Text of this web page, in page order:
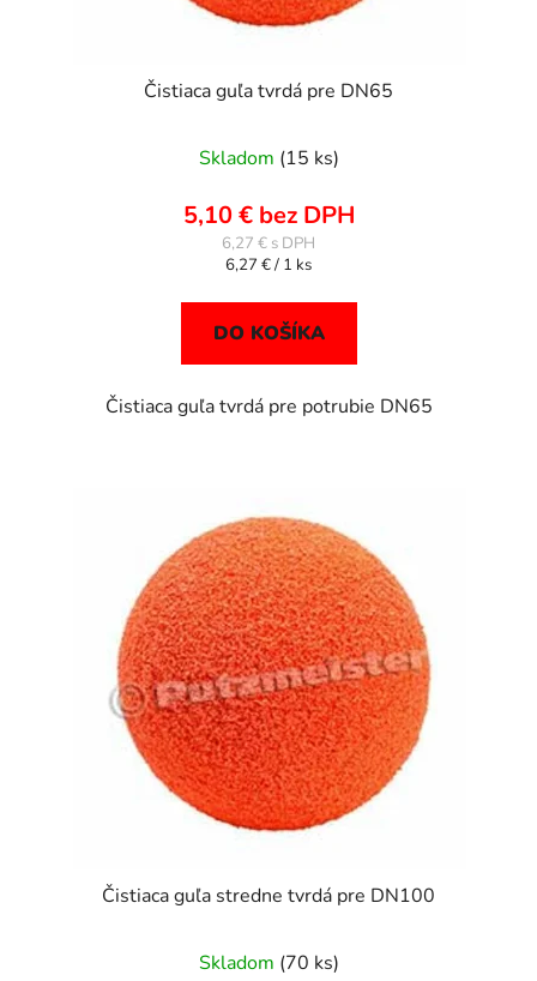
Čistiaca guľa tvrdá pre DN65
Skladom (15 ks)
5,10 € bez DPH
6,27 €
Jednotková
6,27 € / 1 ks
DO KOŠÍKA
Čistiaca guľa tvrdá pre potrubie DN65
Čistiaca guľa stredne tvrdá pre DN100
Skladom (70 ks)